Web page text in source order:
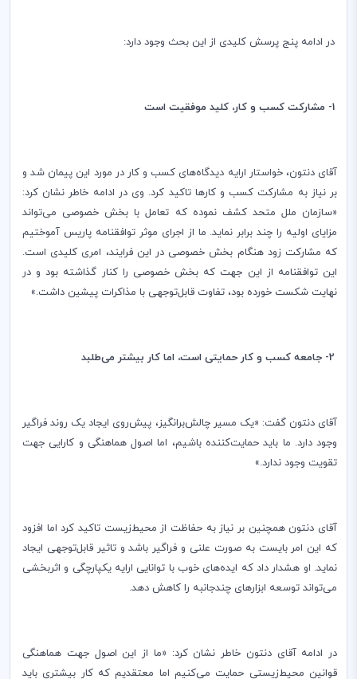
در ادامه پنج پرسش کلیدی از این بحث وجود دارد:
1- مشارکت کسب و کار، کلید موفقیت است
آقای دنتون، خواستار ارایه دیدگاه‌های کسب و کار در مورد این پیمان شد و
بر نیاز به مشارکت کسب و کارها تاکید کرد. وی در ادامه خاطر نشان کرد:
«‌سازمان ملل متحد کشف نموده که تعامل با بخش خصوصی می‌تواند
مزایای اولیه را چند برابر نماید. ما از اجرای موثر توافقنامه پاریس آموختیم
که مشارکت زود هنگام بخش خصوصی در این فرایند، امری کلیدی است.
این توافقنامه از این جهت که بخش خصوصی را کنار گذاشته بود و در
نهایت شکست خورده بود، تفاوت قابل‌توجهی با مذاکرات پیشین داشت.»
2- جامعه کسب و کار حمایتی است، اما کار بیشتر می‌طلبد
آقای دنتون گفت: «‌یک مسیر چالش‌برانگیز، پیش‌روی ایجاد یک روند فراگیر
وجود دارد. ما باید حمایت‌‌کننده باشیم، اما اصول هماهنگی و کارایی جهت
تقویت وجود ندارد.»
آقای دنتون همچنین بر نیاز به حفاظت از محیط‌زیست تاکید کرد اما افزود
که این امر بایست به صورت علنی و فراگیر باشد و تاثیر قابل‌توجهی ایجاد
نماید. او هشدار داد که ایده‌های خوب با توانایی ارایه یکپارچگی و اثر‌بخشی
می‌تواند توسعه ابزارهای چند‌جانبه را کاهش دهد.
در ادامه آقای دنتون خاطر نشان کرد: «ما از این اصول جهت هماهنگی
قوانین محیط‌زیستی حمایت می‌کنیم اما معتقدیم که کار بیشتری باید